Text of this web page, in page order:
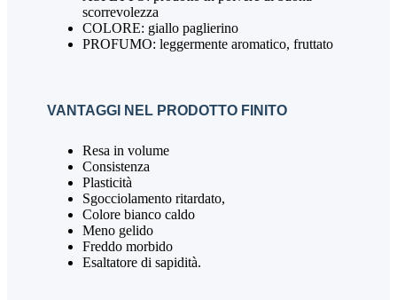
scorrevolezza
COLORE: giallo paglierino
PROFUMO: leggermente aromatico, fruttato
VANTAGGI NEL PRODOTTO FINITO
Resa in volume
Consistenza
Plasticità
Sgocciolamento ritardato,
Colore bianco caldo
Meno gelido
Freddo morbido
Esaltatore di sapidità.